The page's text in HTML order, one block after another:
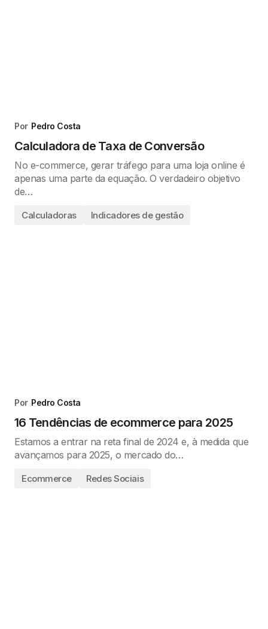
Por Pedro Costa
Calculadora de Taxa de Conversão
No e-commerce, gerar tráfego para uma loja online é
apenas uma parte da equação. O verdadeiro objetivo
de…
Calculadoras Indicadores de gestão
Por Pedro Costa
16 Tendências de ecommerce para 2025
Estamos a entrar na reta final de 2024 e, à medida que
avançamos para 2025, o mercado do…
Ecommerce Redes Sociais